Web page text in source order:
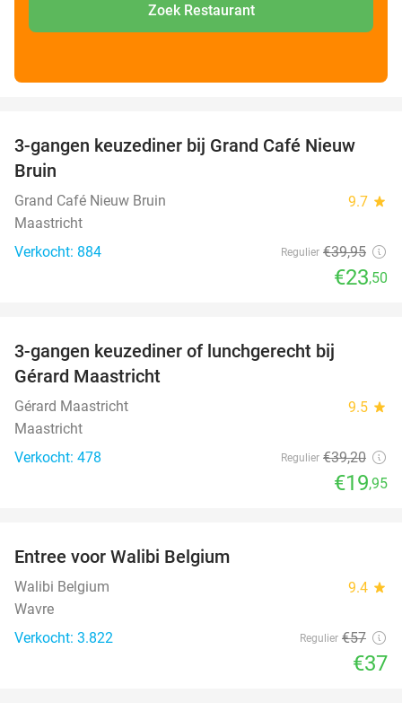
Zoek Restaurant
41%
3-gangen keuzediner bij Grand Café Nieuw
Bruin
Grand Café Nieuw Bruin 9.7 star
Maastricht
Verkocht: 884
Regulier €39,95
€23,50
3-gangen keuzediner of lunchgerecht bij
Gérard Maastricht
Gérard Maastricht 9.5 star
Maastricht
Verkocht: 478
Regulier €39,20
€19,95
Entree voor Walibi Belgium
Walibi Belgium 9.4 star
Wavre
Verkocht: 3.822
Regulier €57
€37